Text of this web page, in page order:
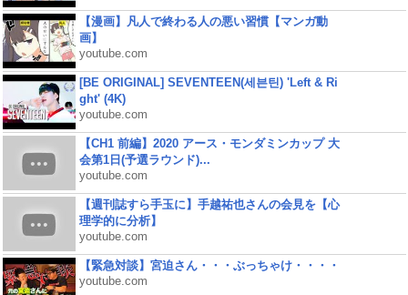
【漫画】凡人で終わる人の悪い習慣【マンガ動
画】
youtube.com
[BE ORIGINAL] SEVENTEEN(세븐틴) 'Left & Ri
ght' (4K)
youtube.com
【CH1 前編】2020 アース・モンダミンカップ 大
会第1日(予選ラウンド)...
youtube.com
【週刊誌すら手玉に】手越祐也さんの会見を【心
理学的に分析】
youtube.com
【緊急対談】宮迫さん・・・ぶっちゃけ・・・・
youtube.com